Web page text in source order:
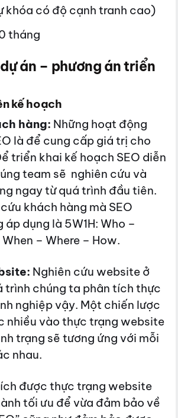
khóa có độ cạnh tranh cao)
tháng
án – phương án triển
kế hoạch
hàng: Những hoạt động
là để cung cấp giá trị cho
triển khai kế hoạch SEO diễn
team sẽ nghiên cứu và
ngay từ quá trình đầu tiên.
khách hàng mà SEO
dụng là 5W1H: Who –
– Where – How.
Nghiên cứu website ở
trình chúng ta phân tích thực
nghiệp vậy. Một chiến lược
nhiều vào thực trạng website
trạng sẽ tương ứng với mỗi
nhau.
được thực trạng website
tối ưu để vừa đảm bảo về